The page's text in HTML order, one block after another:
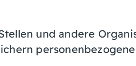
und andere